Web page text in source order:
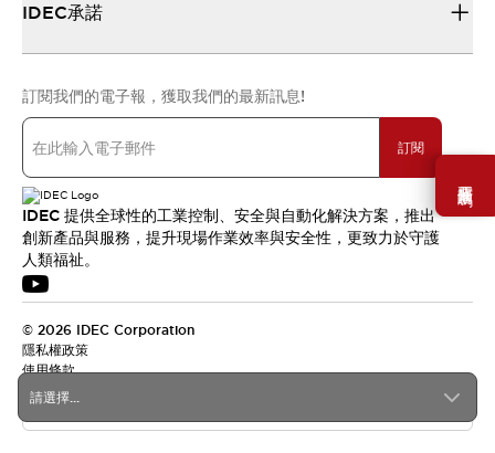
需要幫助嗎？
請選擇...
IDEC承諾
訂閱我們的電子報，獲取我們的最新訊息!
訂閱
IDEC 提供全球性的工業控制、安全與自動化解決方案，推出
創新產品與服務，提升現場作業效率與安全性，更致力於守護
人類福祉。
© 2026 IDEC Corporation
隱私權政策
使用條款
台灣